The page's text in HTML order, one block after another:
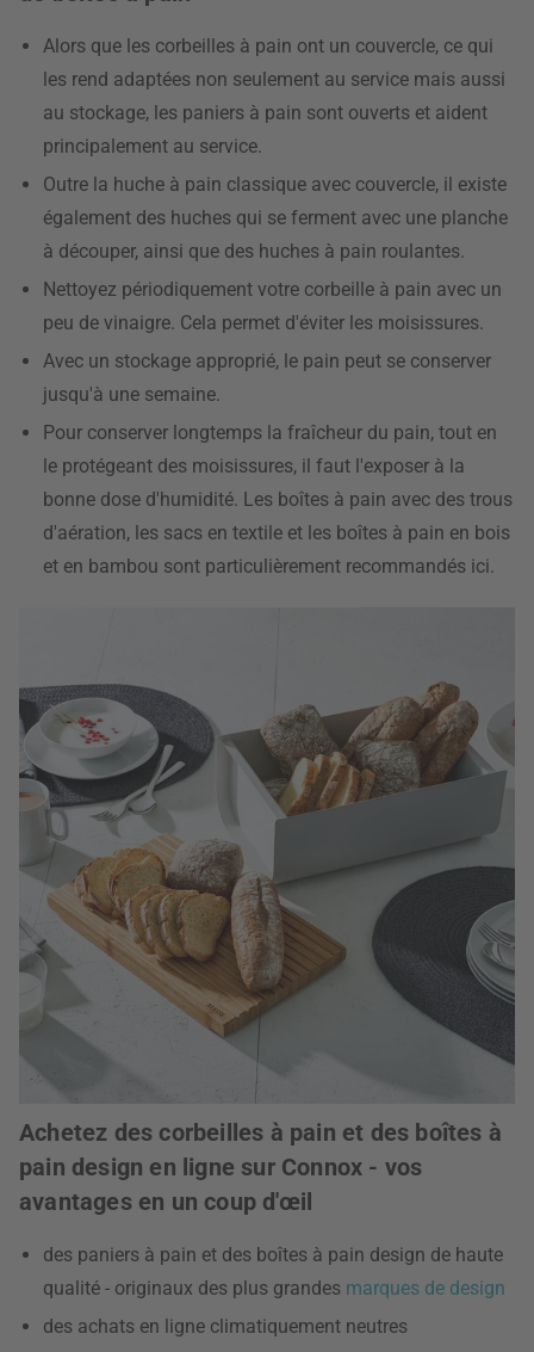
Alors que les corbeilles à pain ont un couvercle, ce qui
les rend adaptées non seulement au service mais aussi
au stockage, les paniers à pain sont ouverts et aident
principalement au service.
Outre la huche à pain classique avec couvercle, il existe
également des huches qui se ferment avec une planche
à découper, ainsi que des huches à pain roulantes.
Nettoyez périodiquement votre corbeille à pain avec un
peu de vinaigre. Cela permet d'éviter les moisissures.
Avec un stockage approprié, le pain peut se conserver
jusqu'à une semaine.
Pour conserver longtemps la fraîcheur du pain, tout en
le protégeant des moisissures, il faut l'exposer à la
bonne dose d'humidité. Les boîtes à pain avec des trous
d'aération, les sacs en textile et les boîtes à pain en bois
et en bambou sont particulièrement recommandés ici.
Achetez des corbeilles à pain et des boîtes à
pain design en ligne sur Connox - vos
avantages en un coup d'œil
des paniers à pain et des boîtes à pain design de haute
qualité - originaux des plus grandes marques de design
des achats en ligne climatiquement neutres